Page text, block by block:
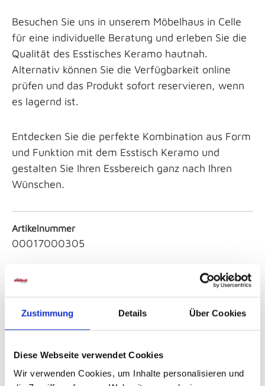
Zustimmung Details Über Cookies
Diese Webseite verwendet Cookies
Wir verwenden Cookies, um Inhalte personalisieren und
Besuchen Sie uns in unserem Möbelhaus in Celle
für eine individuelle Beratung und erleben Sie die
Qualität des Esstisches Keramo hautnah.
Alternativ können Sie die Verfügbarkeit online
prüfen und das Produkt sofort reservieren, wenn
es lagernd ist.
Entdecken Sie die perfekte Kombination aus Form
und Funktion mit dem Esstisch Keramo und
gestalten Sie Ihren Essbereich ganz nach Ihren
Wünschen.
Artikelnummer
00017000305
Serie